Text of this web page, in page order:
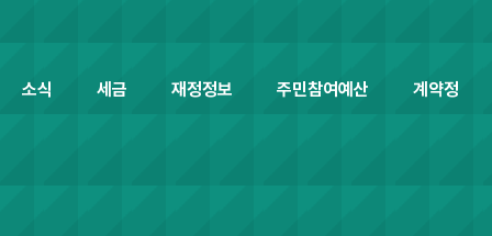
소식 세금 재정정보 주민참여예산 계약정보